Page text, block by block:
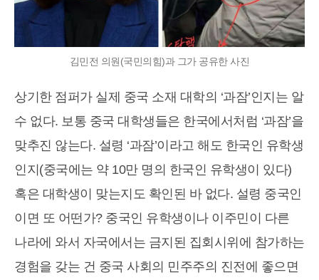
김민전 의원(국민의힘)과 그가 공유한 사진
상기한 점퍼가 실제 중국 소재 대학의 ‘과잠’인지는 알
수 없다. 보통 중국 대학생들은 한국에서처럼 ‘과잠’을
맞추진 않는다. 설령 ‘과잠’이라고 해도 한국인 유학생
인지(중국에는 약 10만 명의 한국인 유학생이 있다)
혹은 대학생이 맞는지도 확인된 바 없다. 설령 중국인
이면 또 어떤가? 중국인 유학생이나 이주민이 다른
나라에 와서 자국에서는 금지된 집회시위에 참가하는
경험을 갖는 건 중국 사회의 민주주의 진전에 좋으면